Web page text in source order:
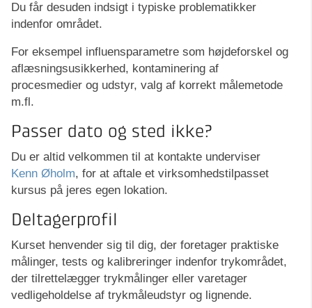
Du får desuden indsigt i typiske problematikker
indenfor området.
For eksempel influensparametre som højdeforskel og
aflæsningsusikkerhed, kontaminering af
procesmedier og udstyr, valg af korrekt målemetode
m.fl.
Passer dato og sted ikke?
Du er altid velkommen til at kontakte underviser
Kenn Øholm, for at aftale et virksomhedstilpasset
kursus på jeres egen lokation.
Deltagerprofil
Kurset henvender sig til dig, der foretager praktiske
målinger, tests og kalibreringer indenfor trykområdet,
der tilrettelægger trykmålinger eller varetager
vedligeholdelse af trykmåleudstyr og lignende.